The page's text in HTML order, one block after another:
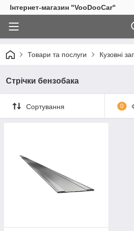
Інтернет-магазин "VooDooCar"
Товари та послуги Кузовні
Стрічки бензобака
Сортування 0